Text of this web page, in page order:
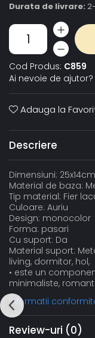
Durata de livrare:
Cod Produs: C859
Ai nevoie de ajutor?
Adauga la
Descriere
Dimensiuni: 25x14cm
Material de baza:
Tip material: Fier
Culoare: Auriu
Design: monocolor
Forma: pasari
Cu suport: Da
Material suport:
living, dormitor, hol,
• este un
minimaliste,
Informatii
Review-uri (0)